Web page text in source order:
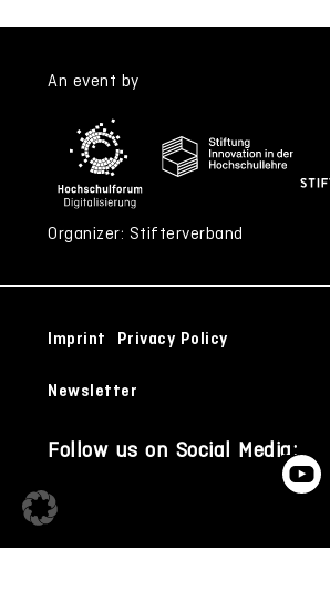
An event by
Organizer: Stifterverband
Imprint Privacy Policy
Newsletter
Follow us on Social Media: